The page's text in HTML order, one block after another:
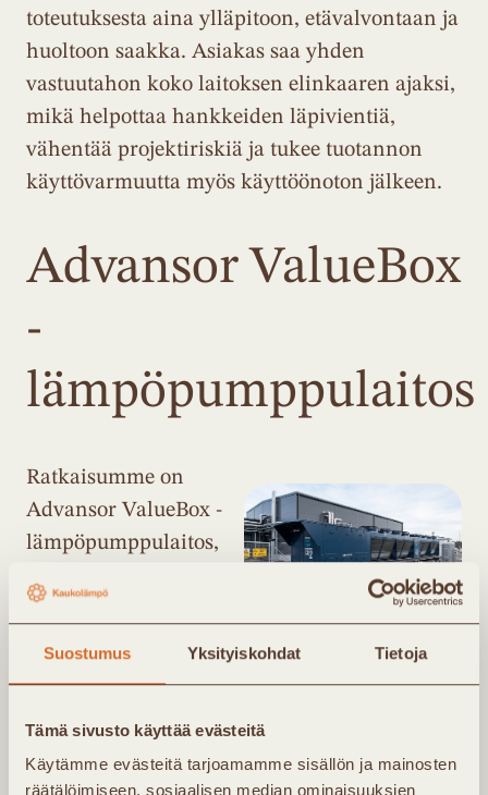
Suostumus Yksityiskohdat Tietoja
Tämä sivusto käyttää evästeitä
Käytämme evästeitä tarjoamamme sisällön ja mainosten
räätälöimiseen, sosiaalisen median ominaisuuksien
toteutuksesta aina ylläpitoon, etävalvontaan ja
huoltoon saakka. Asiakas saa yhden
vastuutahon koko laitoksen elinkaaren ajaksi,
mikä helpottaa hankkeiden läpivientiä,
vähentää projektiriskiä ja tukee tuotannon
käyttövarmuutta myös käyttöönoton jälkeen.
Advansor ValueBox
-
lämpöpumppulaitos
Ratkaisumme on
Advansor ValueBox -
lämpöpumppulaitos,
toimitetaan
tehdasvalmiina ja
viidessä kuukaudessa tilauksesta, mikä
mahdollistaa nopean etenemisen